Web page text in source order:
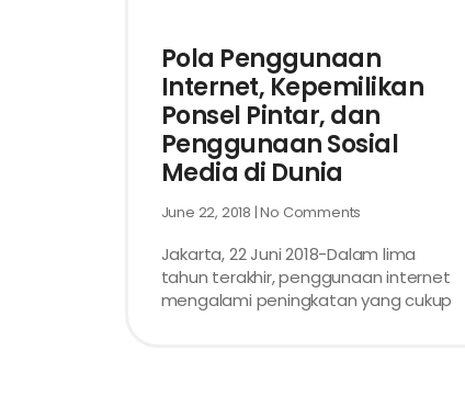
Pola Penggunaan
Internet, Kepemilikan
Ponsel Pintar, dan
Penggunaan Sosial
Media di Dunia
June 22, 2018 No Comments
Jakarta, 22 Juni 2018-Dalam lima
tahun terakhir, penggunaan internet
mengalami peningkatan yang cukup